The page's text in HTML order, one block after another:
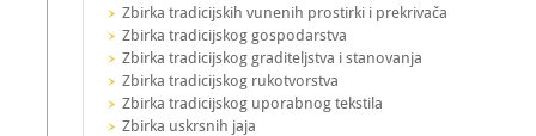
Zbirka tradicijskih vunenih prostirki i prekrivača
Zbirka tradicijskog gospodarstva
Zbirka tradicijskog graditeljstva i stanovanja
Zbirka tradicijskog rukotvorstva
Zbirka tradicijskog uporabnog tekstila
Zbirka uskrsnih jaja